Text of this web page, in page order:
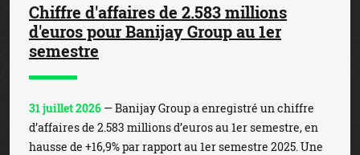
Chiffre d'affaires de 2.583 millions
d'euros pour Banijay Group au 1er
semestre
31 juillet 2026 — Banijay Group a enregistré un chiffre
d’affaires de 2.583 millions d’euros au 1er semestre, en
hausse de +16,9% par rapport au 1er semestre 2025. Une